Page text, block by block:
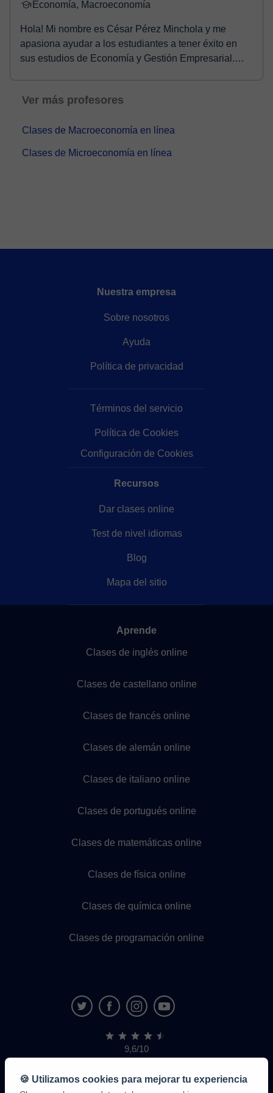
Economía, Macroeconomía
Hola! Mi nombre es César Pérez Minchola y me
apasiona ayudar a los estudiantes a tener éxito en
sus estudios de Economía y Gestión Empresarial.
Ver más profesores
Clases de Macroeconomía en línea
Clases de Microeconomía en línea
Nuestra empresa
Sobre nosotros
Ayuda
Política de privacidad
Términos del servicio
Política de Cookies
Configuración de Cookies
Recursos
Dar clases online
Test de nivel idiomas
Blog
Mapa del sitio
Aprende
Clases de inglés online
Clases de castellano online
Clases de francés online
Clases de alemán online
Clases de italiano online
Clases de portugués online
Clases de matemáticas online
Clases de física online
Clases de química online
Clases de programación online
9,6/10
1,339,284
de
alumnos
🍪 Utilizamos cookies para mejorar tu experiencia